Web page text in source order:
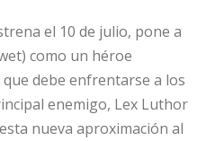
el 10 de julio, pone a
como un héroe
debe enfrentarse a los
enemigo, Lex Luthor
nueva aproximación al